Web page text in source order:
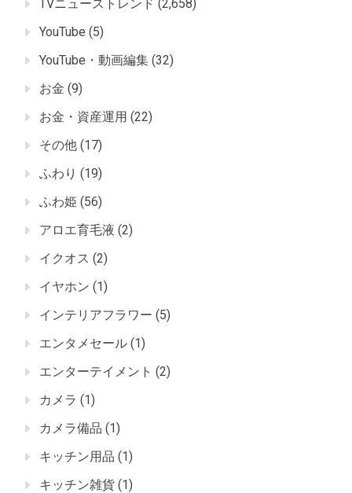
TVニューストレンド (2,658)
YouTube (5)
YouTube・動画編集 (32)
お金 (9)
お金・資産運用 (22)
その他 (17)
ふわり (19)
ふわ姫 (56)
アロエ育毛液 (2)
イクオス (2)
イヤホン (1)
インテリアフラワー (5)
エンタメセール (1)
エンターテイメント (2)
カメラ (1)
カメラ備品 (1)
キッチン用品 (1)
キッチン雑貨 (1)